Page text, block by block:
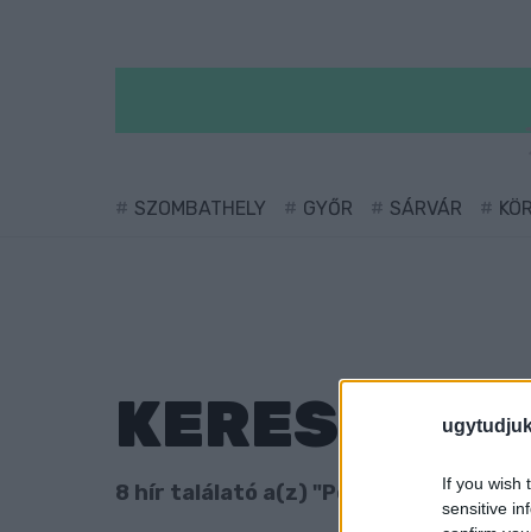
If you wish
sensitive
SZOMBATHELY GYŐR SÁRVÁR
KERESÉS
8 hír találató a(z) "Pornóapáti"